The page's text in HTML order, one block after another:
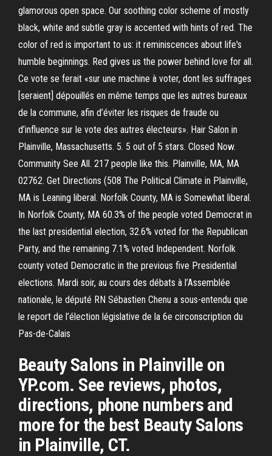
glamorous open space. Our soothing color scheme of mostly
black, white and subtle gray is accented with hints of red. The
color of red is important to us: it reminiscences about life's
humble beginnings. Red gives us the power behind love for all.
Ce vote se ferait «sur une machine à voter, dont les suffrages
[seraient] dépouillés en même temps que les autres bureaux
de la commune, afin d’éviter les risques de fraude ou
d’influence sur le vote des autres électeurs». Hair Salon in
Plainville, Massachusetts. 5. 5 out of 5 stars. Closed Now.
Community See All. 217 people like this. Plainville, MA, MA
02762. Get Directions (508 The Political Climate in Plainville,
MA is Leaning liberal. Norfolk County, MA is Somewhat liberal.
In Norfolk County, MA 60.3% of the people voted Democrat in
the last presidential election, 32.6% voted for the Republican
Party, and the remaining 7.1% voted Independent. Norfolk
county voted Democratic in the previous five Presidential
elections. Mardi soir, au cours des débats à l’Assemblée
nationale, le député RN Sébastien Chenu a sous-entendu que
le report de l’élection législative de la 6e circonscription du
Pas-de-Calais
Beauty Salons in Plainville on
YP.com. See reviews, photos,
directions, phone numbers and
more for the best Beauty Salons
in Plainville, CT.